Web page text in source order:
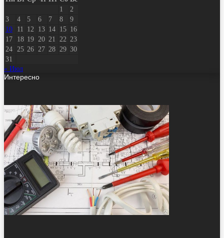
1
2
3
4 5 6 7 8
9
10
11 12 13 14 15 16
17
18 19 20 21 22 23
24
25 26 27 28 29 30
31
« Июл
Интересно